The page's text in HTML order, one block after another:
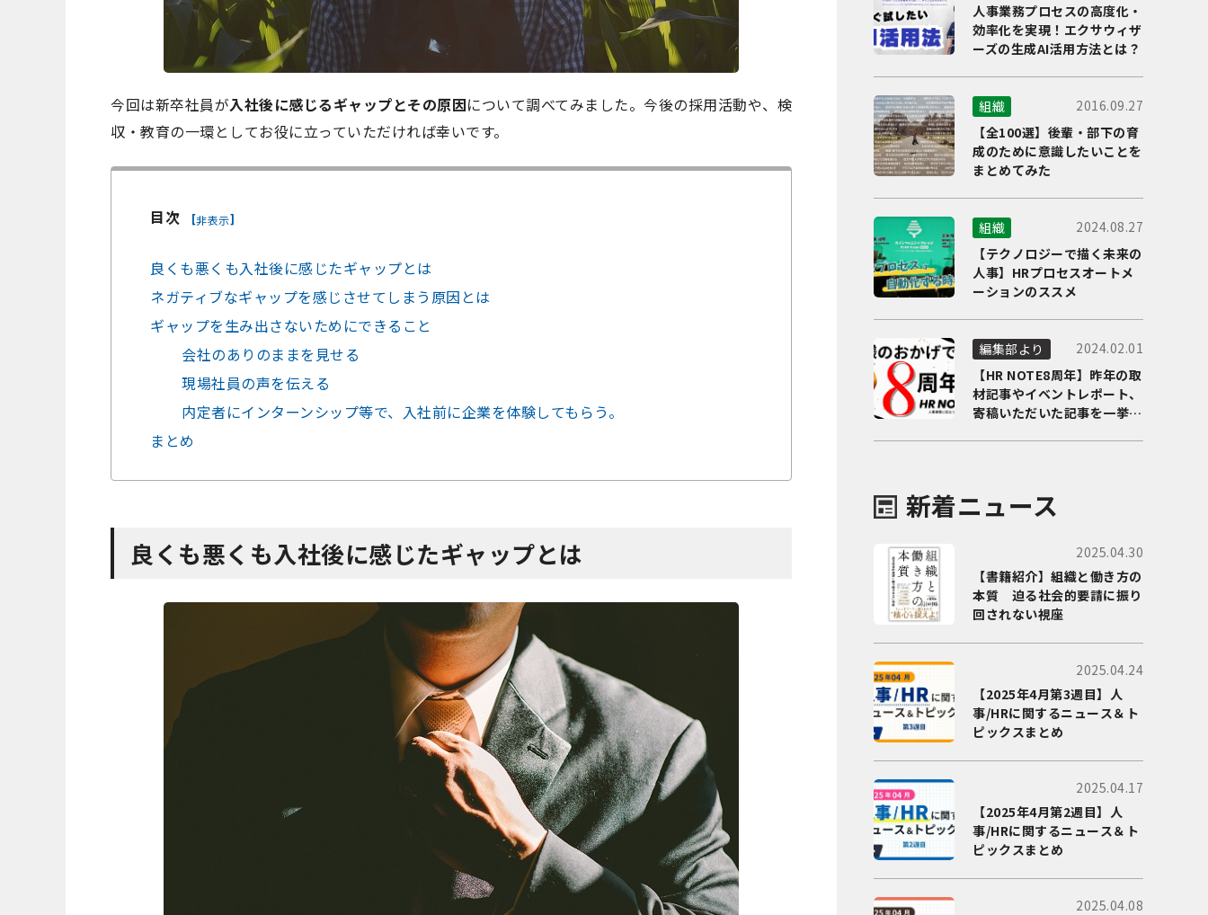
今回は新卒社員が入社後に感じるギャップとその原因について調べてみました。今後の採用活動や、検
収・教育の一環としてお役に立っていただければ幸いです。
目次 [非表示]
良くも悪くも入社後に感じたギャップとは
ネガティブなギャップを感じさせてしまう原因とは
ギャップを生み出さないためにできること
会社のありのままを見せる
現場社員の声を伝える
内定者にインターンシップ等で、入社前に企業を体験してもらう。
まとめ
良くも悪くも入社後に感じたギャップとは
人事業務プロセスの高度化・
効率化を実現！エクサウィザ
ーズの生成AI活用方法とは？
組織
2016.09.27
【全100選】後輩・部下の育
成のために意識したいことを
まとめてみた
組織
2024.08.27
【テクノロジーで描く未来の
人事】HRプロセスオートメ
ーションのススメ
編集部より
2024.02.01
【HR NOTE8周年】昨年の取
材記事やイベントレポート、
寄稿いただいた記事を一挙に
新着ニュース
2025.04.30
【書籍紹介】組織と働き方の
本質 迫る社会的要請に振り
回されない視座
2025.04.24
【2025年4月第3週目】人
事/HRに関するニュース＆ト
ピックスまとめ
2025.04.17
【2025年4月第2週目】人
事/HRに関するニュース＆ト
ピックスまとめ
2025.04.08